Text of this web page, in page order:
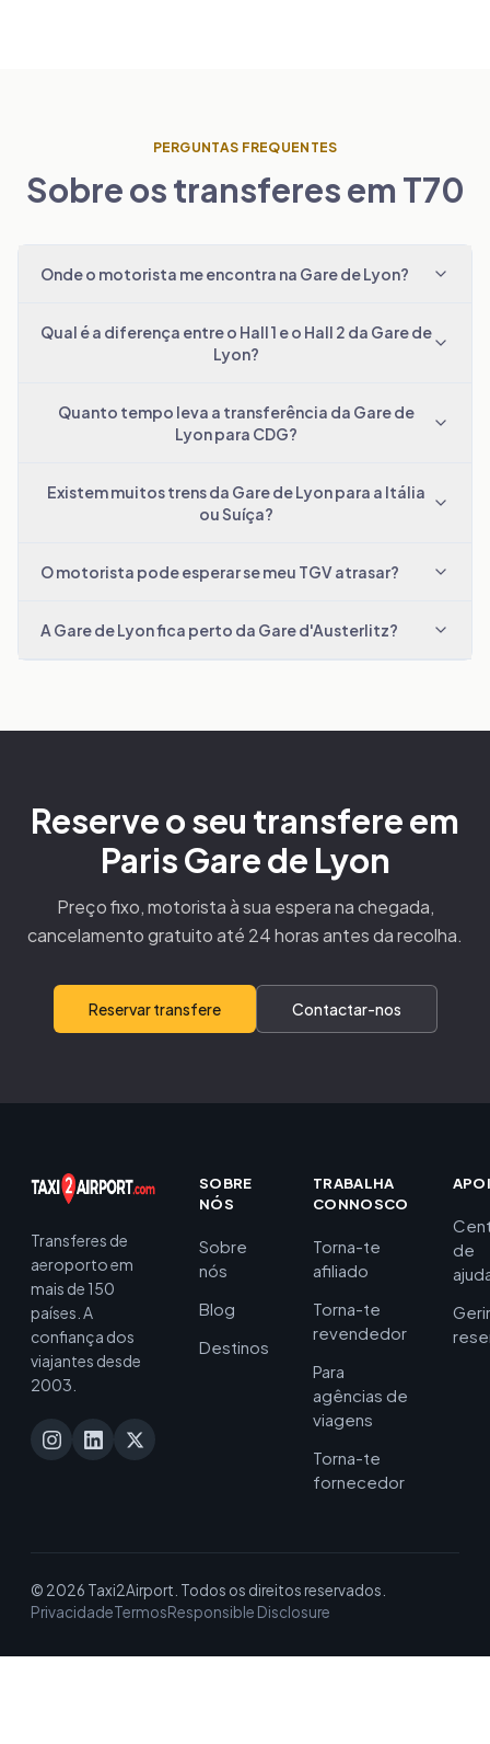
PERGUNTAS FREQUENTES
Sobre os transferes em T70
Onde o motorista me encontra na Gare de Lyon?
Qual é a diferença entre o Hall 1 e o Hall 2 da Gare de
Lyon?
Quanto tempo leva a transferência da Gare de
Lyon para CDG?
Existem muitos trens da Gare de Lyon para a Itália
ou Suíça?
O motorista pode esperar se meu TGV atrasar?
A Gare de Lyon fica perto da Gare d'Austerlitz?
Reserve o seu transfere em
Paris Gare de Lyon
Preço fixo, motorista à sua espera na chegada,
cancelamento gratuito até 24 horas antes da recolha.
Reservar transfere Contactar-nos
Transferes de
aeroporto em
mais de 150
países. A
confiança dos
viajantes desde
2003.
SOBRE
NÓS
Sobre
nós
Blog
Destinos
TRABALHA
CONNOSCO
Torna-te
afiliado
Torna-te
revendedor
Para
agências de
viagens
Torna-te
fornecedor
de
Gerir
© 2026 Taxi2Airport. Todos os direitos reservados.
PrivacidadeTermosResponsible Disclosure